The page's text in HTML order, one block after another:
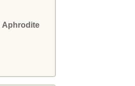
Aphrodite